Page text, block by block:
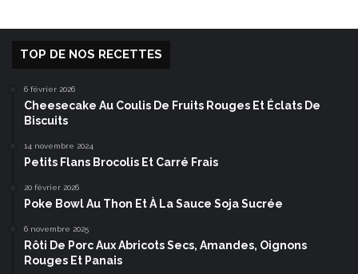
TOP DE NOS RECETTES
6 février 2026
Cheesecake Au Coulis De Fruits Rouges Et Éclats De
Biscuits
14 novembre 2024
Petits Flans Brocolis Et Carré Frais
20 février 2026
Poke Bowl Au Thon Et À La Sauce Soja Sucrée
6 novembre 2025
Rôti De Porc Aux Abricots Secs, Amandes, Oignons
Rouges Et Panais